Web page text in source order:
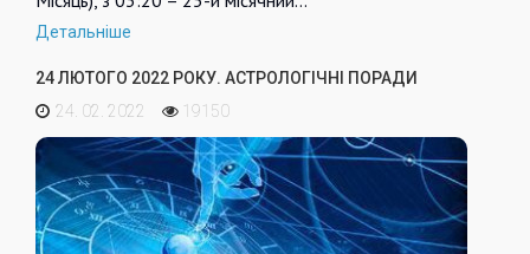
Детальніше
24 ЛЮТОГО 2022 РОКУ. АСТРОЛОГІЧНІ ПОРАДИ
24. 02. 2022
19150